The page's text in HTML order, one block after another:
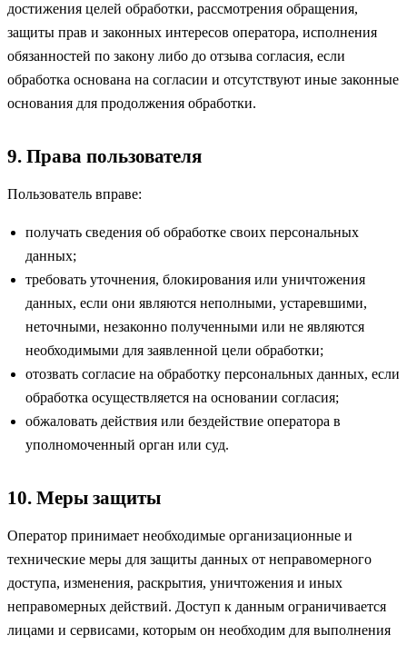
достижения целей обработки, рассмотрения обращения,
защиты прав и законных интересов оператора, исполнения
обязанностей по закону либо до отзыва согласия, если
обработка основана на согласии и отсутствуют иные законные
основания для продолжения обработки.
9. Права пользователя
Пользователь вправе:
получать сведения об обработке своих персональных
данных;
требовать уточнения, блокирования или уничтожения
данных, если они являются неполными, устаревшими,
неточными, незаконно полученными или не являются
необходимыми для заявленной цели обработки;
отозвать согласие на обработку персональных данных, если
обработка осуществляется на основании согласия;
обжаловать действия или бездействие оператора в
уполномоченный орган или суд.
10. Меры защиты
Оператор принимает необходимые организационные и
технические меры для защиты данных от неправомерного
доступа, изменения, раскрытия, уничтожения и иных
неправомерных действий. Доступ к данным ограничивается
лицами и сервисами, которым он необходим для выполнения